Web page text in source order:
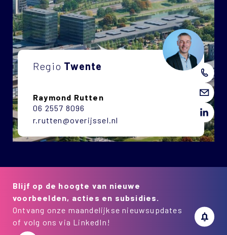
Regio Twente
Raymond Rutten
06 2557 8096
r.rutten@overijssel.nl
Blijf op de hoogte van nieuwe
voorbeelden, acties en subsidies.
Ontvang onze maandelijkse nieuwsupdates
of volg ons via LinkedIn!